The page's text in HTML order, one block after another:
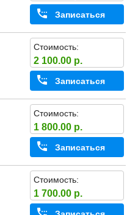
Записаться
Стоимость:
2 100.00 р.
Записаться
Стоимость:
1 800.00 р.
Записаться
Стоимость:
1 700.00 р.